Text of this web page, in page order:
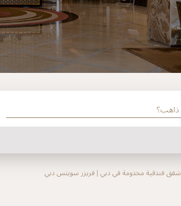
شقق فندقية مخدومة في دبي | فريزر سويتس دبي